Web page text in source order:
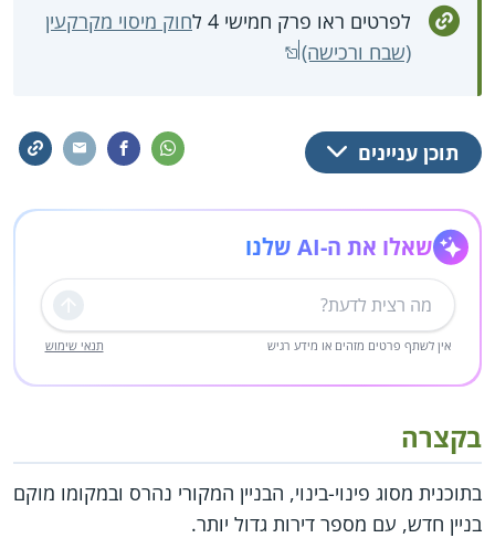
לפרטים ראו פרק חמישי 4 ל
חוק מיסוי מקרקעין
(שבח ורכישה)
תוכן עניינים
שאלו את ה-AI שלנו
שליחה
אין לשתף פרטים מזהים או מידע רגיש תנאי שימוש
בקצרה
בתוכנית מסוג פינוי-בינוי, הבניין המקורי נהרס ובמקומו מוקם
בניין חדש, עם מספר דירות גדול יותר.